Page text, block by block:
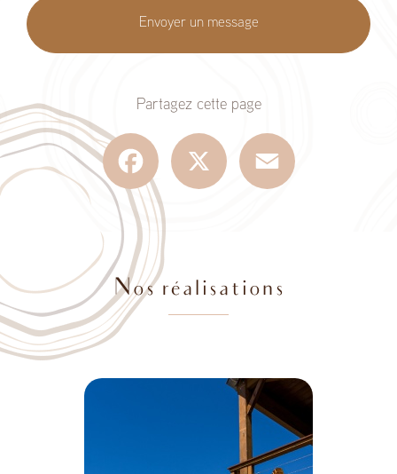
Envoyer un message
Partagez cette page
Facebook
Nos réalisations